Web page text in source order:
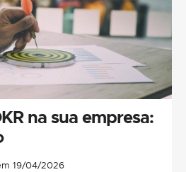
na sua empresa:
19/04/2026